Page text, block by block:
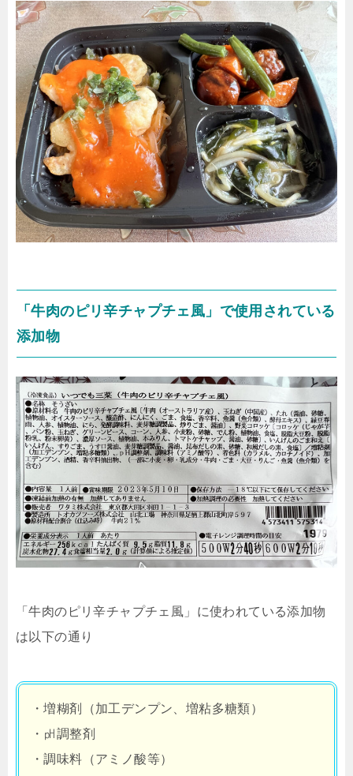
「牛肉のピリ辛チャプチェ風」で使用されている
添加物
「牛肉のピリ辛チャプチェ風」に使われている添加物
は以下の通り
・増糊剤（加工デンプン、増粘多糖類）
・㏗調整剤
・調味料（アミノ酸等）